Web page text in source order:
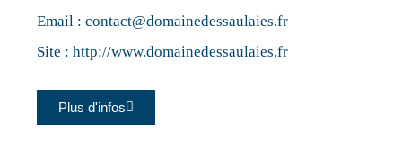
Email :contact@domainedessaulaies.fr
Site :http://www.domainedessaulaies.fr
Plus d'infos